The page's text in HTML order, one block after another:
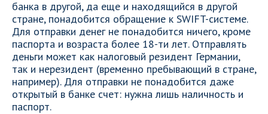
банка в другой, да еще и находящийся в другой
стране, понадобится обращение к SWIFT-системе.
Для отправки денег не понадобится ничего, кроме
паспорта и возраста более 18-ти лет. Отправлять
деньги может как налоговый резидент Германии,
так и нерезидент (временно пребывающий в стране,
например). Для отправки не понадобится даже
открытый в банке счет: нужна лишь наличность и
паспорт.